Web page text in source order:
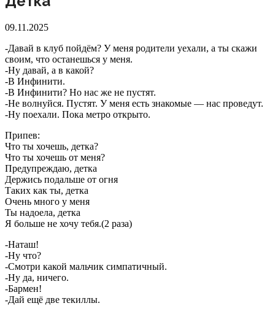
09.11.2025
-Давай в клуб пойдём? У меня родители уехали, а ты скажи
своим, что останешься у меня.
-Ну давай, а в какой?
-В Инфинити.
-В Инфинити? Но нас же не пустят.
-Не волнуйся. Пустят. У меня есть знакомые — нас проведут.
-Ну поехали. Пока метро открыто.
Припев:
Что ты хочешь, детка?
Что ты хочешь от меня?
Предупреждаю, детка
Держись подальше от огня
Таких как ты, детка
Очень много у меня
Ты надоела, детка
Я больше не хочу тебя.(2 раза)
-Наташ!
-Ну что?
-Смотри какой мальчик симпатичный.
-Ну да, ничего.
-Бармен!
-Дай ещё две текиллы.